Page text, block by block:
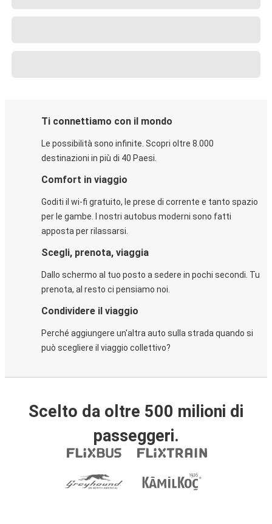
Ti connettiamo con il mondo
Le possibilità sono infinite. Scopri oltre 8.000
destinazioni in più di 40 Paesi.
Comfort in viaggio
Goditi il wi-fi gratuito, le prese di corrente e tanto spazio
per le gambe. I nostri autobus moderni sono fatti
apposta per rilassarsi.
Scegli, prenota, viaggia
Dallo schermo al tuo posto a sedere in pochi secondi. Tu
prenota, al resto ci pensiamo noi.
Condividere il viaggio
Perché aggiungere un'altra auto sulla strada quando si
può scegliere il viaggio collettivo?
Scelto da oltre 500 milioni di
passeggeri.